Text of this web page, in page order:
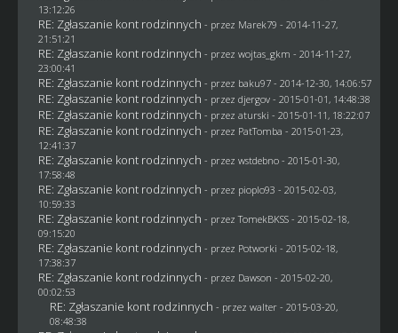
13:12:26
RE: Zgłaszanie kont rodzinnych - przez Marek79 - 2014-11-27,
21:51:21
RE: Zgłaszanie kont rodzinnych - przez wojtas_gkm - 2014-11-27,
23:00:41
RE: Zgłaszanie kont rodzinnych - przez baku97- 2014-12-30, 14:06:57
RE: Zgłaszanie kont rodzinnych - przez djergov- 2015-01-01, 14:48:38
RE: Zgłaszanie kont rodzinnych - przez aturski - 2015-01-11, 18:22:07
RE: Zgłaszanie kont rodzinnych - przez PatTomba - 2015-01-23,
12:41:37
RE: Zgłaszanie kont rodzinnych - przez wstdebno- 2015-01-30,
17:58:48
RE: Zgłaszanie kont rodzinnych - przez pioplo93 - 2015-02-03,
10:59:33
RE: Zgłaszanie kont rodzinnych - przezTomekBKSS- 2015-02-18,
09:15:20
RE: Zgłaszanie kont rodzinnych - przez Potworki - 2015-02-18,
17:38:37
RE: Zgłaszanie kont rodzinnych - przez Dawson - 2015-02-20,
00:02:53
RE: Zgłaszanie kont rodzinnych - przez walter- 2015-03-20,
08:48:38